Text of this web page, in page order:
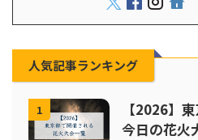
人気記事ランキング
1
【2026】
今日の花火